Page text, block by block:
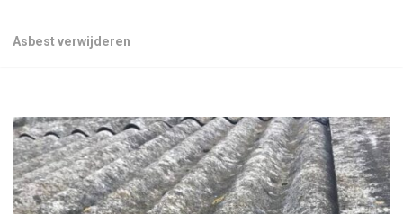
Asbest verwijderen